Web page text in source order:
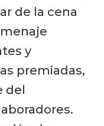
de la cena
y
premiadas,
del